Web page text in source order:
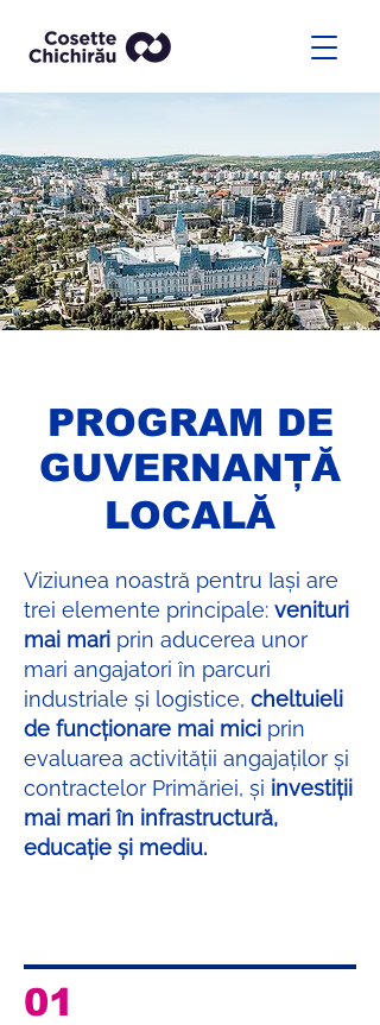
PROGRAM DE
GUVERNANȚĂ
LOCALĂ
Viziunea noastră pentru Iași are
trei elemente principale: venituri
mai mari prin aducerea unor
mari angajatori în parcuri
industriale și logistice, cheltuieli
de funcționare mai mici prin
evaluarea activității angajaților și
contractelor Primăriei, și investiții
mai mari în infrastructură,
educație și mediu.
01